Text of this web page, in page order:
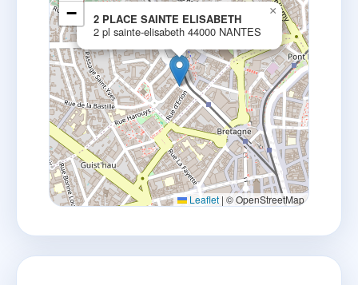
2 PLACE SAINTE ELISABETH
2 pl sainte-elisabeth 44000 NANTES
×
−
Leaflet | © OpenStreetMap